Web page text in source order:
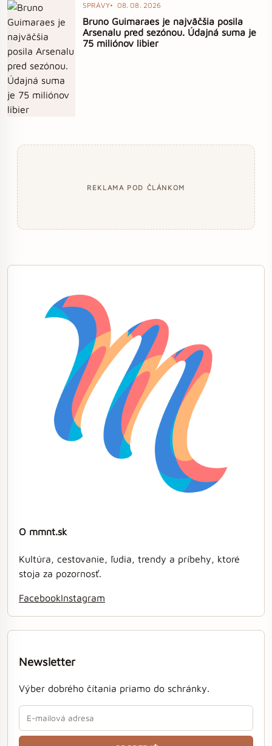
SPRÁVY 08. 08. 2026
Bruno Guimaraes je najväčšia posila
Arsenalu pred sezónou. Údajná suma je
75 miliónov libier
REKLAMA POD ČLÁNKOM
O mmnt.sk
Kultúra, cestovanie, ľudia, trendy a príbehy, ktoré
stoja za pozornosť.
FacebookInstagram
Newsletter
Výber dobrého čítania priamo do schránky.